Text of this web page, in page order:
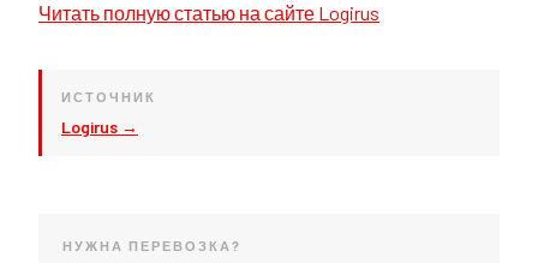
Читать полную статью на сайте Logirus
ИСТОЧНИК
Logirus →
НУЖНА ПЕРЕВОЗКА?